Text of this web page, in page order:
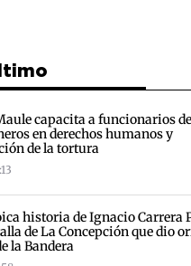
capacita a funcionarios de
en derechos humanos y
de la tortura
historia de Ignacio Carrera
de La Concepción que dio
la Bandera